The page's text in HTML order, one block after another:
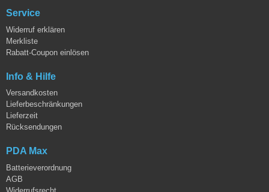
Service
Widerruf erklären
Merkliste
Rabatt-Coupon einlösen
Info & Hilfe
Versandkosten
Lieferbeschränkungen
Lieferzeit
Rücksendungen
PDA Max
Batterieverordnung
AGB